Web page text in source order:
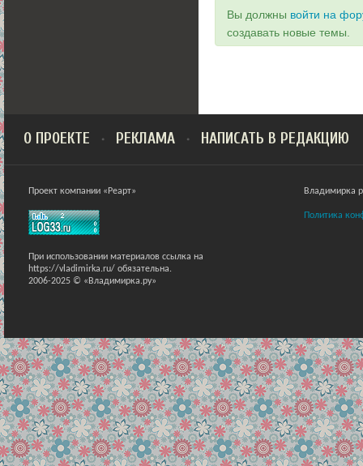
Вы должны войти на
создавать новые темы.
О ПРОЕКТЕ РЕКЛАМА НАПИСАТЬ В РЕДАКЦИЮ
Проект компании «Реарт»
При использовании материалов ссылка на
https://vladimirka.ru/ обязательна.
2006-2025 © «Владимирка.ру»
Владимирка
Политика